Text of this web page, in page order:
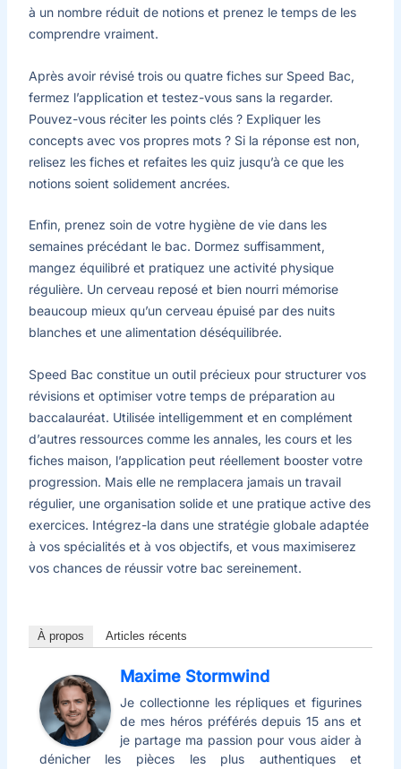
à un nombre réduit de notions et prenez le temps de les
comprendre vraiment.
Après avoir révisé trois ou quatre fiches sur Speed Bac,
fermez l’application et testez-vous sans la regarder.
Pouvez-vous réciter les points clés ? Expliquer les
concepts avec vos propres mots ? Si la réponse est non,
relisez les fiches et refaites les quiz jusqu’à ce que les
notions soient solidement ancrées.
Enfin, prenez soin de votre hygiène de vie dans les
semaines précédant le bac. Dormez suffisamment,
mangez équilibré et pratiquez une activité physique
régulière. Un cerveau reposé et bien nourri mémorise
beaucoup mieux qu’un cerveau épuisé par des nuits
blanches et une alimentation déséquilibrée.
Speed Bac constitue un outil précieux pour structurer vos
révisions et optimiser votre temps de préparation au
baccalauréat. Utilisée intelligemment et en complément
d’autres ressources comme les annales, les cours et les
fiches maison, l’application peut réellement booster votre
progression. Mais elle ne remplacera jamais un travail
régulier, une organisation solide et une pratique active des
exercices. Intégrez-la dans une stratégie globale adaptée
à vos spécialités et à vos objectifs, et vous maximiserez
vos chances de réussir votre bac sereinement.
À propos Articles récents
Maxime Stormwind
Je collectionne les répliques et figurines
de mes héros préférés depuis 15 ans et
je partage ma passion pour vous aider à
dénicher les pièces les plus authentiques et